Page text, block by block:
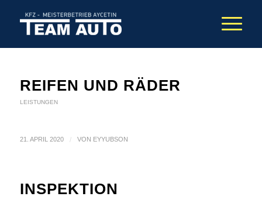
REIFEN UND RÄDER
LEISTUNGEN
21. APRIL 2020 / VON EYYUBSON
INSPEKTION